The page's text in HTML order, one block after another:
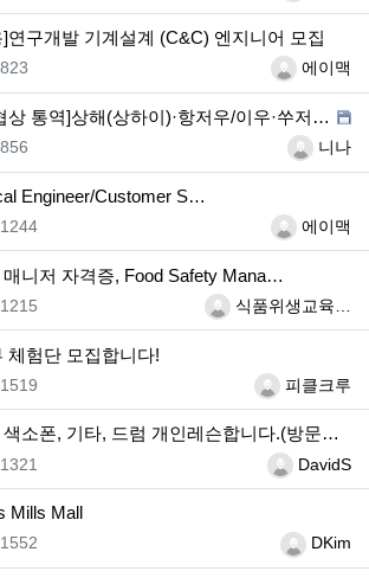
연구개발 기계설계 (C&C) 엔지니어 모집
등록자에이맥
조회
823
통역]상해(상하이)·항저우/이우·쑤저우 …
등록자니나
조회
856
Engineer/Customer S…
등록자에이맥
조회
1244
매니저 자격증, Food Safety Mana…
등록자식품위생교육…
조회
1215
체험단 모집합니다!
등록자피클크루
조회
1519
소폰, 기타, 드럼 개인레슨합니다.(방문레슨…
등록자DavidS
조회
1321
Mills Mall
등록자DKim
조회
1552